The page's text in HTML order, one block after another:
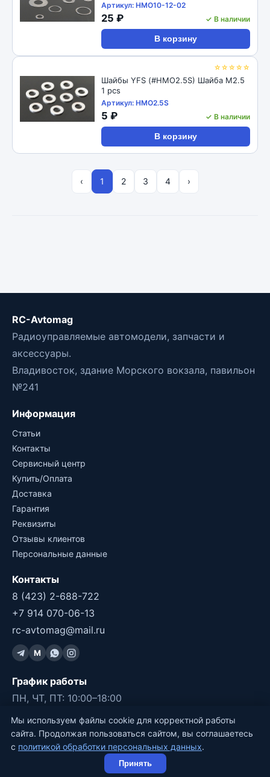
Артикул: HMO10-12-02
25 ₽ ✓ В наличии
В корзину
☆☆☆☆☆
Шайбы YFS (#HMO2.5S) Шайба М2.5
1 pcs
Артикул: HMO2.5S
5 ₽ ✓ В наличии
В корзину
‹ 1 2 3 4 ›
RC-Avtomag
Радиоуправляемые автомодели, запчасти и
аксессуары.
Владивосток, здание Морского вокзала, павильон
№241
Информация
Статьи
Контакты
Сервисный центр
Купить/Оплата
Доставка
Гарантия
Реквизиты
Отзывы клиентов
Персональные данные
Контакты
8 (423) 2-688-722
+7 914 070-06-13
rc-avtomag@mail.ru
M
График работы
ПН, ЧТ, ПТ: 10:00–18:00
СБ, ВС: 11:00–17:00
ВТ, СР: ВЫХОДНОЙ
©2011-2026 RC-Avtomag, Владивосток
Мы используем файлы cookie для корректной работы
сайта. Продолжая пользоваться сайтом, вы соглашаетесь
с политикой обработки персональных данных.
Принять